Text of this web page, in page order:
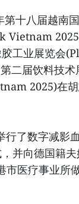
第十八届越南
Vietnam
工业展览会
二届饮料技术
2025)在
行了数字减影
，并向德国籍
市医疗事业所